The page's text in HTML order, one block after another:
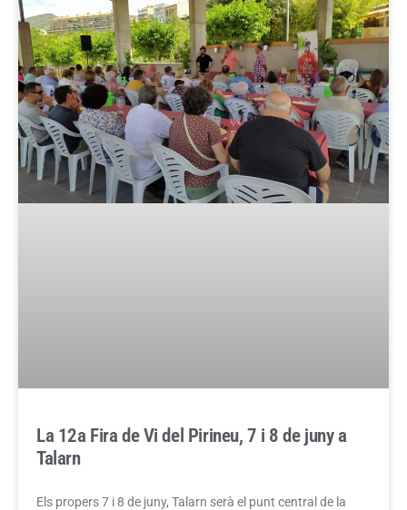
La 12a Fira de Vi del Pirineu, 7 i 8 de juny a
Talarn
Els propers 7 i 8 de juny, Talarn serà el punt central de la